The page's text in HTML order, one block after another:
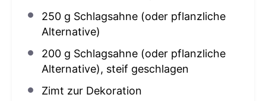
250 g Schlagsahne (oder pflanzliche
Alternative)
200 g Schlagsahne (oder pflanzliche
Alternative), steif geschlagen
Zimt zur Dekoration